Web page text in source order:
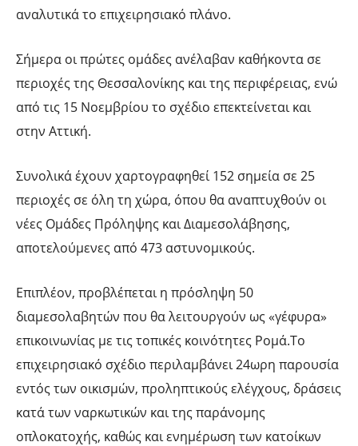
αναλυτικά το επιχειρησιακό πλάνο.
Σήμερα οι πρώτες ομάδες ανέλαβαν καθήκοντα σε
περιοχές της Θεσσαλονίκης και της περιφέρειας, ενώ
από τις 15 Νοεμβρίου το σχέδιο επεκτείνεται και
στην Αττική.
Συνολικά έχουν χαρτογραφηθεί 152 σημεία σε 25
περιοχές σε όλη τη χώρα, όπου θα αναπτυχθούν οι
νέες Ομάδες Πρόληψης και Διαμεσολάβησης,
αποτελούμενες από 473 αστυνομικούς.
Επιπλέον, προβλέπεται η πρόσληψη 50
διαμεσολαβητών που θα λειτουργούν ως «γέφυρα»
επικοινωνίας με τις τοπικές κοινότητες Ρομά.Το
επιχειρησιακό σχέδιο περιλαμβάνει 24ωρη παρουσία
εντός των οικισμών, προληπτικούς ελέγχους, δράσεις
κατά των ναρκωτικών και της παράνομης
οπλοκατοχής, καθώς και ενημέρωση των κατοίκων